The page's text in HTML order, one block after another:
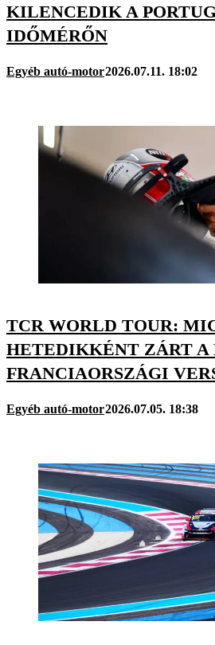
KILENCEDIK A
IDŐMÉRŐN
Egyéb autó-motor2026.07.11. 18:02
TCR WORLD TOUR:
HETEDIKKÉNT ZÁRT A
FRANCIAORSZÁGI
Egyéb autó-motor2026.07.05. 18:38